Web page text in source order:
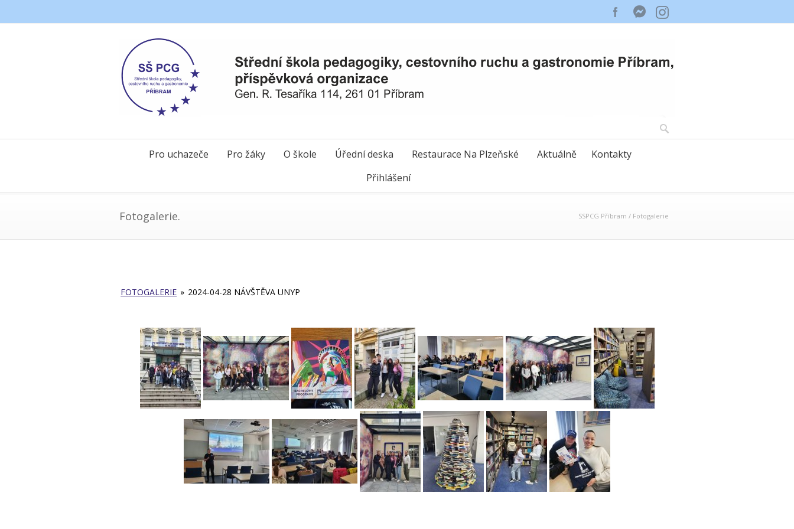
Pro uchazeče Pro žáky O škole Úřední deska Restaurace Na Plzeňské Aktuálně
Kontakty
Přihlášení
Fotogalerie. SSPCG Příbram / Fotogalerie
FOTOGALERIE » 2024-04-28 NÁVŠTĚVA UNYP